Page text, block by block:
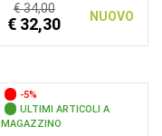
€ 34,00
€ 32,30 NUOVO
-5%
ULTIMI ARTICOLI A
MAGAZZINO